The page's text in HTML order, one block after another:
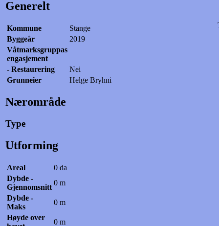
Generelt
Kommune
Stange
Byggeår
2019
Våtmarksgruppas
engasjement
- Restaurering
Nei
Grunneier
Helge Bryhni
Nærområde
Type
Utforming
Areal
0 da
Dybde -
Gjennomsnitt
0 m
Dybde -
Maks
0 m
Høyde over
0 m